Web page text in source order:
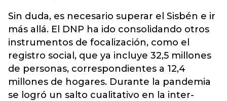
Sin duda, es necesario superar el Sisbén e ir
más allá. El DNP ha ido consolidando otros
instrumentos de focalización, como el
registro social, que ya incluye 32,5 millones
de personas, correspondientes a 12,4
millones de hogares. Durante la pandemia
se logró un salto cualitativo en la inter-